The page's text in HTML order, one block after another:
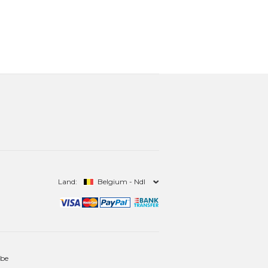
Land: Belgium - Ndl